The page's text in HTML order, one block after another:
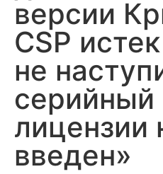
версии
CSP
не
лицензии
введен»